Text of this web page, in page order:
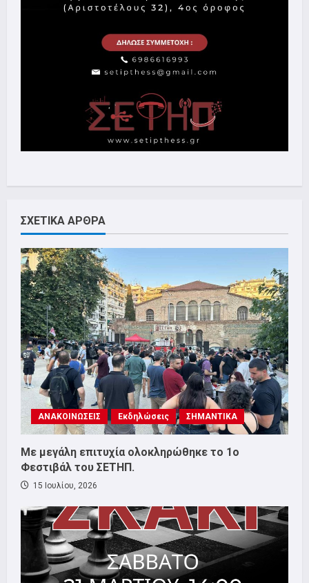
ΣΧΕΤΙΚΑ ΑΡΘΡΑ
ΑΝΑΚΟΙΝΩΣΕΙΣ Εκδηλώσεις ΣΗΜΑΝΤΙΚΑ
Με μεγάλη επιτυχία ολοκληρώθηκε το 1ο
Φεστιβάλ του ΣΕΤΗΠ.
15 Ιουλίου, 2026